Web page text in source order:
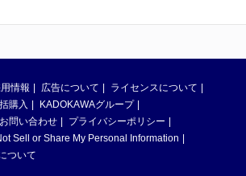
情報 広告について
ライセンスについて
購入
KADOKAWAグループ
お問い合わせ
プライバシーポリシー
Sell or Share My Personal Information
ついて